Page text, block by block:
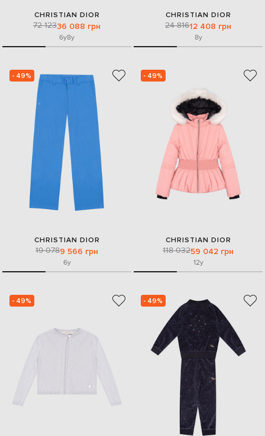
CHRISTIAN DIOR
72 12336 088 грн
6y8y
CHRISTIAN DIOR
24 81612 408 грн
8y
- 49%
CHRISTIAN DIOR
19 0789 566 грн
6y
- 49%
CHRISTIAN DIOR
118 03259 042 грн
12y
- 49% - 49%